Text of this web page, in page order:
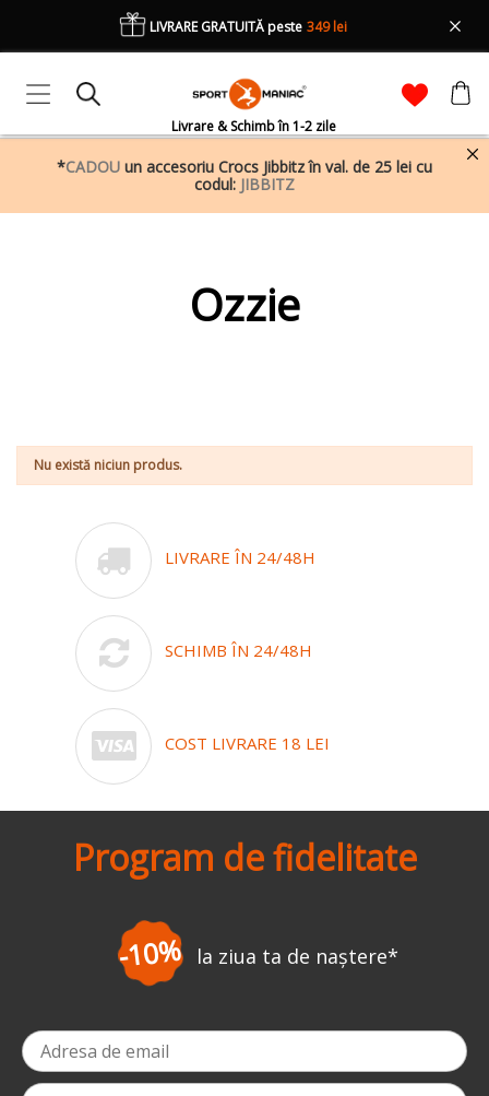
Livrare & Schimb în 1-2 zile
LIVRARE GRATUITĂ peste 349 lei
*CADOU un accesoriu Crocs Jibbitz în val. de 25 lei cu
codul: JIBBITZ
Ozzie
Nu există niciun produs.
LIVRARE ÎN 24/48H
SCHIMB ÎN 24/48H
COST LIVRARE 18 LEI
Program de fidelitate
-10% la ziua ta de naștere*